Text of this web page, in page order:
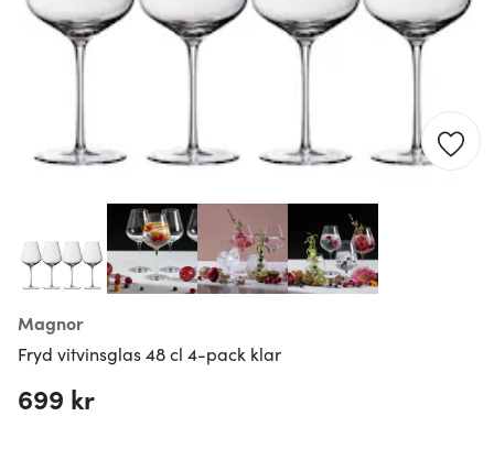
Magnor
Fryd vitvinsglas 48 cl 4-pack klar
699 kr